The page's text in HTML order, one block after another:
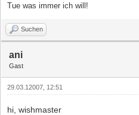
Tue was immer ich will!
Suchen
ani
Gast
29.03.12007, 12:51
hi, wishmaster